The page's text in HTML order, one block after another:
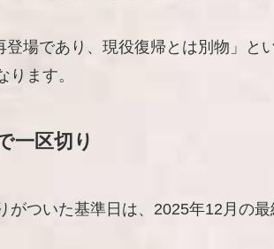
登場であり、現役復帰とは別物」と
ます。
一区切り
ついた基準日は、2025年12月の最